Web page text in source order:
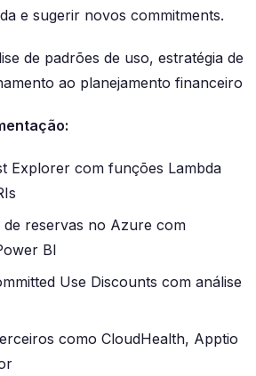
e sugerir novos commitments.
de padrões de uso, estratégia de
ao planejamento financeiro
Explorer com funções Lambda
de reservas no Azure com
BI
Use Discounts com análise
como CloudHealth, Apptio